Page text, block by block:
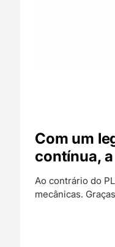
Com um
contínua, a
Ao contrário do
mecânicas.